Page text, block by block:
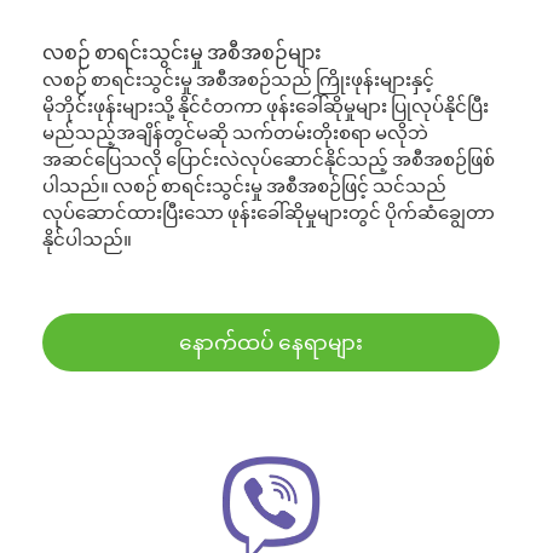
လစဉ် စာရင်းသွင်းမှု အစီအစဉ်များ
လစဉ် စာရင်းသွင်းမှု အစီအစဉ်သည် ကြိုးဖုန်းများနှင့်
မိုဘိုင်းဖုန်းများသို့ နိုင်ငံတကာ ဖုန်းခေါ်ဆိုမှုများ ပြုလုပ်နိုင်ပြီး
မည်သည့်အချိန်တွင်မဆို သက်တမ်းတိုးစရာ မလိုဘဲ
အဆင်ပြေသလို ပြောင်းလဲလုပ်ဆောင်နိုင်သည့် အစီအစဉ်ဖြစ်
ပါသည်။ လစဉ် စာရင်းသွင်းမှု အစီအစဉ်ဖြင့် သင်သည်
လုပ်ဆောင်ထားပြီးသော ဖုန်းခေါ်ဆိုမှုများတွင် ပိုက်ဆံချွေတာ
နိုင်ပါသည်။
နောက်ထပ် နေရာများ